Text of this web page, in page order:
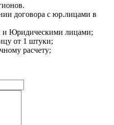
договора с юр.лицами в
и Юридическими лицами;
от 1 штуки;
расчету;